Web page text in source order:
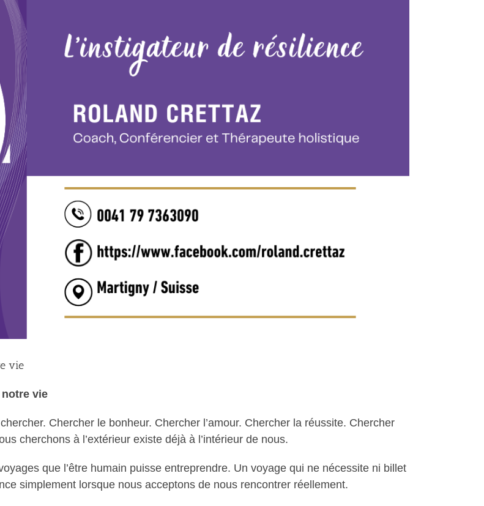
vie
vie
Chercher le bonheur. Chercher l’amour. Chercher la réussite. Chercher
cherchons à l’extérieur existe déjà à l’intérieur de nous.
que l’être humain puisse entreprendre. Un voyage qui ne nécessite ni billet
simplement lorsque nous acceptons de nous rencontrer réellement.